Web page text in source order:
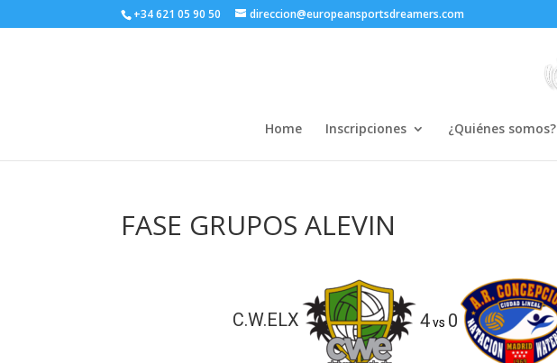
+34 621 05 90 50 direccion@europeansportsdreamers.com
Home Inscripciones ¿Quiénes somos?
FASE GRUPOS ALEVIN
C.W.ELX 4vs 0